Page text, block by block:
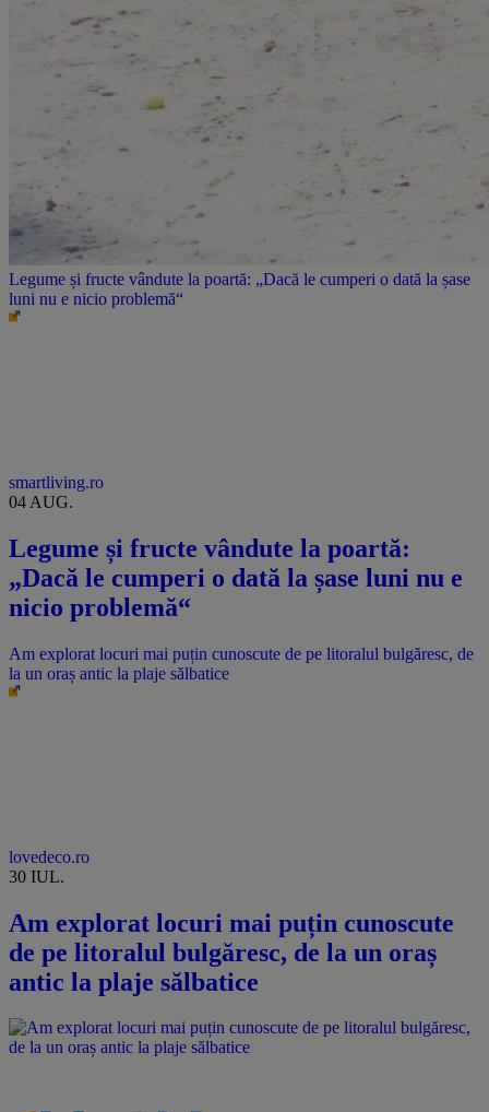
Legume și fructe vândute la poartă: „Dacă le cumperi o dată la șase
luni nu e nicio problemă“
smartliving.ro
04 AUG.
Legume și fructe vândute la poartă:
„Dacă le cumperi o dată la șase luni nu e
nicio problemă“
Am explorat locuri mai puțin cunoscute de pe litoralul bulgăresc, de
la un oraș antic la plaje sălbatice
lovedeco.ro
30 IUL.
Am explorat locuri mai puțin cunoscute
de pe litoralul bulgăresc, de la un oraș
antic la plaje sălbatice